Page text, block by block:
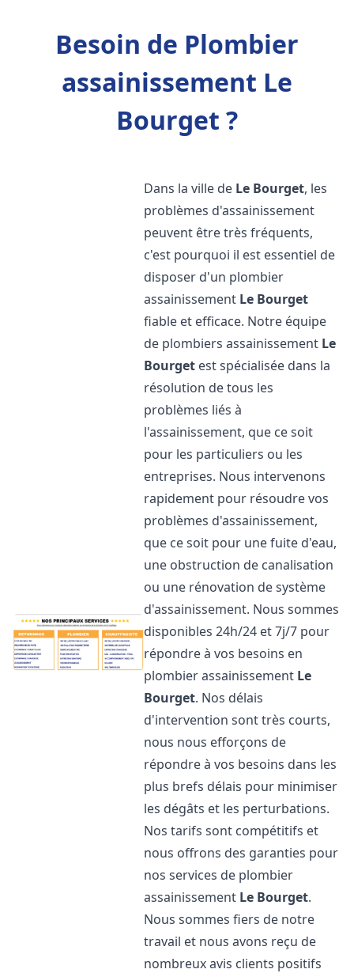
Besoin de Plombier
assainissement Le
Bourget ?
Dans la ville de Le Bourget, les
problèmes d'assainissement
peuvent être très fréquents,
c'est pourquoi il est essentiel de
disposer d'un plombier
assainissement Le Bourget
fiable et efficace. Notre équipe
de plombiers assainissement Le
Bourget est spécialisée dans la
résolution de tous les
problèmes liés à
l'assainissement, que ce soit
pour les particuliers ou les
entreprises. Nous intervenons
rapidement pour résoudre vos
problèmes d'assainissement,
que ce soit pour une fuite d'eau,
une obstruction de canalisation
ou une rénovation de système
d'assainissement. Nous sommes
disponibles 24h/24 et 7j/7 pour
répondre à vos besoins en
plombier assainissement Le
Bourget. Nos délais
d'intervention sont très courts,
nous nous efforçons de
répondre à vos besoins dans les
plus brefs délais pour minimiser
les dégâts et les perturbations.
Nos tarifs sont compétitifs et
nous offrons des garanties pour
nos services de plombier
assainissement Le Bourget.
Nous sommes fiers de notre
travail et nous avons reçu de
nombreux avis clients positifs